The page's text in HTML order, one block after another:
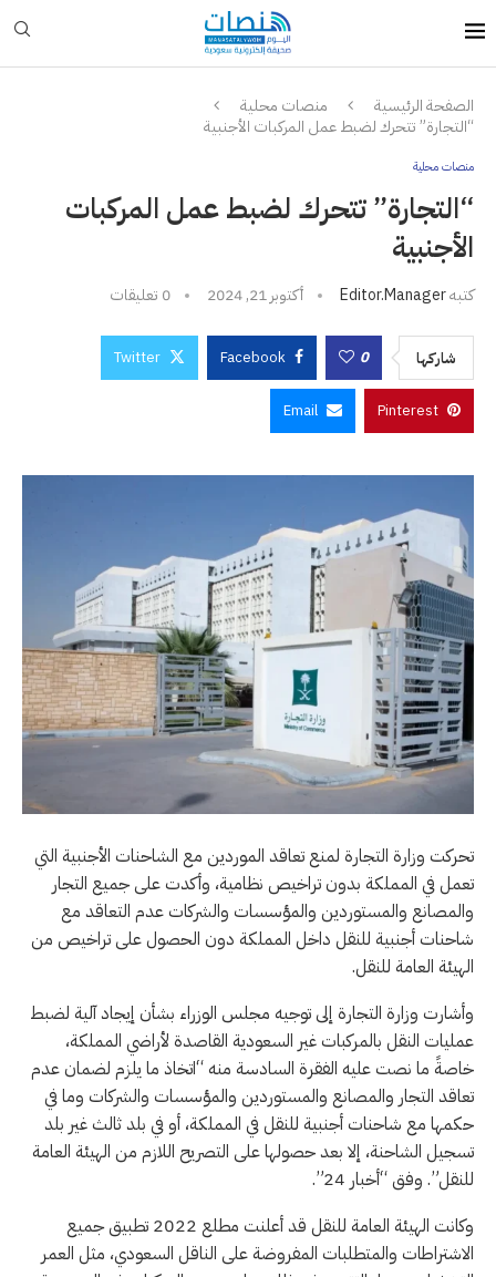
الصفحة الرئيسية
منصات محلية
“التجارة” تتحرك لضبط عمل المركبات الأجنبية
منصات محلية
“التجارة” تتحرك لضبط عمل المركبات
الأجنبية
كتبهEditor.manager أكتوبر 21, 2024 0 تعليقات
شاركها 0
Facebook
Twitter
Pinterest
Email
تحركت وزارة التجارة لمنع تعاقد الموردين مع الشاحنات الأجنبية التي
تعمل في المملكة بدون تراخيص نظامية، وأكدت على جميع التجار
والمصانع والمستوردين والمؤسسات والشركات عدم التعاقد مع
شاحنات أجنبية للنقل داخل المملكة دون الحصول على تراخيص من
الهيئة العامة للنقل.
وأشارت وزارة التجارة إلى توجيه مجلس الوزراء بشأن إيجاد آلية لضبط
عمليات النقل بالمركبات غير السعودية القاصدة لأراضي المملكة،
خاصةً ما نصت عليه الفقرة السادسة منه “اتخاذ ما يلزم لضمان عدم
تعاقد التجار والمصانع والمستوردين والمؤسسات والشركات وما في
حكمها مع شاحنات أجنبية للنقل في المملكة، أو في بلد ثالث غير بلد
تسجيل الشاحنة، إلا بعد حصولها على التصريح اللازم من الهيئة العامة
للنقل”. وفق “أخبار 24”.
وكانت الهيئة العامة للنقل قد أعلنت مطلع 2022 تطبيق جميع
الاشتراطات والمتطلبات المفروضة على الناقل السعودي، مثل العمر